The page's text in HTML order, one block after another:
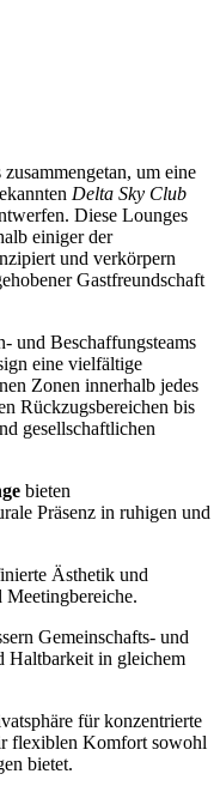
um eine
Delta Sky Club
Diese Lounges
einiger der
und verkörpern
Gastfreundschaft
und Beschaffungsteams
eine vielfältige
Zonen innerhalb jedes
Rückzugsbereichen bis
gesellschaftlichen
bieten
Präsenz in ruhigen und
Ästhetik und
Gemeinschafts- und
Haltbarkeit in gleichem
für konzentrierte
flexiblen Komfort sowohl
bietet.